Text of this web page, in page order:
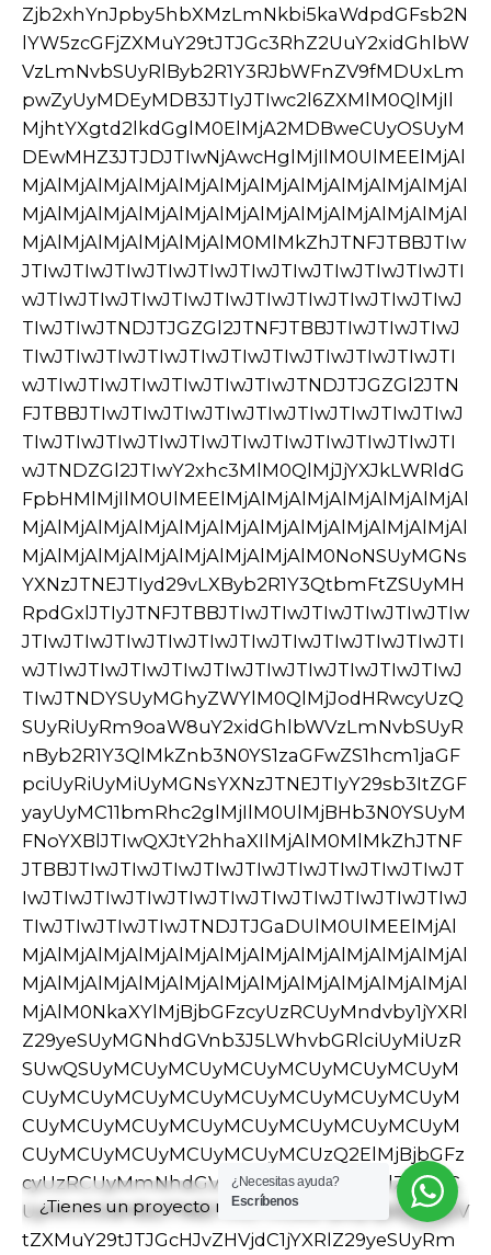
yY29sb3ItZGFyayUyMC11bmRhc2glMjIlM0UlMjBHb3N0YSUyMFNoYXBlJTIwQXJtY2hhaXIlMjAlM0MlMkZhJTNFJTBBJTIwJTIwJTIwJTIwJTIwJTIwJTIwJTIwJTIwJTIwJTIwJTIwJTIwJTIwJTIwJTIwJTIwJTIwJTIwJTIwJTIwJTIwJTIwJTIwJTNDJTJGaDUlM0UlMEElMjAlMjAlMjAlMjAlMjAlMjAlMjAlMjAlMjAlMjAlMjAlMjAlMjAlMjAlMjAlMjAlMjAlMjAlMjAlMjAlMjAlMjAlMjAlMjAlM0NkaXYlMjBjbGFzcyUzRCUyMndvby1jYXRlZ29yeSUyMGNhdGVnb3J5LWhvbGRlciUyMiUzRSUwQSUyMCUyMCUyMCUyMCUyMCUyMCUyMCUyMCUyMCUyMCUyMCUyMCUyMCUyMCUyMCUyMCUyMCUyMCUyMCUyMCUyMCUyMCUyMCUyMCUyMCUyMCUyMCUyMCUzQ2ElMjBjbGFzcyUzRCUyMmNhdGVnb3J5JTIyJTIwaHJlZiUzRCUyMmh0dHBzJTNBJTJGJTJGb2hpby5jbGJ0aGVtZXMuY29tJTJGcHJvZHVjdC1jYXRlZ29yeSUyRmNoYWlycyUyRiUyMiUyMHJlbCUzRCUyMnRhZyUyMiUzRUNoYWlycyUzQyUyRmElM0UlMEElMjAlMjAlMjAlMjAlMjAlMjAlMjAlMjAlMjAlMjAlMjAlMjAlMjAlMjAlMjAlMjAlMjAlMjAlMjAlMjAlMjAlMjAlMjAlMjAlMjAlMjAlMjAlMjAlM0NhJTIwY2xhc3MlM0QlMjJjYXRlZ29yeSUyMiUyMGhyZWYlM0QlMjJodHRwcyUzQSUyRiUyRm9oaW8uY2xidGhlbWVzLmNvbSUyRnByb2R1Y3QtY2F0ZWdvcnklMkZldmVyeWRheS1lc3NlbnRpYWxzJTJGJTIyJTIwcmVsJTNEJTIydGFnJTIyJTNFRXZlcnlkYXklMjBlc3NlbnRpYWxzJTNDJTJGYSUzRSUwQSUyMCUyMCUyMCUyMCUyMCUyMCUyMCUyMCUyMCUyMCUyMCUyMCUyMCUyMCUyMCUyMCUyMCUyMCUyMCUyMCUyMCUyMCUyMCUyMCUzQyUyRmRpdiUzRSUwQSUyMCUyMCUyMCUyMCUyMCUyMCUyMCUyMCUyMCUyMCUyMCUyMCUyMCUyMCUyMCUyMCUyMCUyMCUyMCUyMCUyMCUyMCUyMCUyMCUzQ2RpdiUyMGNsYXNzJTNEJTIyd29vLXByaWNlJTIyJTNFJTBBJTIwJTIwJTIwJTIwJTIwJTIwJTIwJTIwJTIwJTIwJTIwJTIwJTIwJTIwJTIwJTIwJTIwJTIwJTIwJTIwJTIwJTIwJTIwJTIwJTIwJTIwJTIwJTIwJTNDZGl2JTIwY2xhc3MlM0QlMjJzdGFyLXJhdGluZyUyMiUyMHJvbGUlM0QlMjJpbWclMjIlMjBhcmlhLWxhYmVsJTNEJTIyUmF0ZWQlMjA1LjAwJTIwb3V0JTIwb2YlMjA1JTIyJTNFJTBBJTIwJTIwJTIwJTIwJTIwJTIwJTIwJTIwJTIwJTIwJTIwJTIwJTIwJTIwJTIwJTIwJTIwJTIwJTIwJTIwJTIwJTIwJTIwJTIwJTIwJTIwJTIwJTIwJTIwJTIwJTIwJTIwJTNDc3BhbiUyMHN0eWxlJTNEJTIyd2lkdGglM0ExMDAlMjUlMjIlM0VSYXRlZCUyMCUzQ3N0cm9uZyUyMGNsYXNzJTNEJTIycmF0aW5nJTIyJTNFNS4wMCUzQyUyRnN0cm9uZyUzRSUyMG91dCUyMG9mJTIwNSUyMCUzQyUyRnNwYW4lM0UlMEElMjAlMjAlMjAlMjAlMjAlMjAlMjAlMjAlMjAlMjAlMjAlMjAlMjAlMjAlMjAlMjAlMjAlMjAlMjAlMjAlMjAlMjAlMjAlMjAlMjAlMjAlMjAlMjAlM0MlMkZkaXYlM0UlMEElMjAlMjAlMjAlMjAlMjAlMjAlMjAlMjAlMjAlMjAlMjAlMjAlMjAlMjAlMjAlMjAlMjAlMjAlMjAlMjAlMjAlMjAlMjAlMjAlMjAlMjAlMjAlMjAlM0NzcGFuJTIwY2xhc3MlM0QlMjJwcmljZSUyMiUzRSUwQSUyMCUyMCUyMCUyMCUyMCUyMCUyMCUyMCUyMCUyMCUyMCUyMCUyMCUyMCUyMCUyMCUyMCUyMCUyMCUyMCUyMCUyMCUyMCUyMCUyMCUyMCUyMCUyMCUyMCUyMCUyMCUyMCUzQ3NwYW4lMjBjbGFzcyUzRCUyMndvb2NvbW1lcmNlLVByaWNlLWFtb3VudCUyMGFtb3VudCUyMiUzRSUwQSUyMCUyMCUyMCUyMCUyMCUyMCUyMCUyMCUyMCUyMCUyMCUyMCUyMCUyMCUyMCUyMCUyMCUyMCUyMCUyMCUyMCUyMCUyMCUyMCUyMCUyMCUyMCUyMCUyMCUyMCUyMCUyMCUyMCUyMCUyMCUyMCUzQ2JkaSUzRSUwQSUyMCUyMCUyMCUyMCUyMCUyMCUyMCUyMCUyMCUyMCUyMCUyMCUyMCUyMCUyMCUyMCUyMCUyMCUyMCUyMCUyMCUyMCUyMCUyMCUyMCUyMCUyMCUyMCUyMCUyMCUyMCUyMCUyMCUyMCUyMCUyMCUyMCUyMCUyMCUyMCUzQ3NwYW4lMjBjbGFzcyUzRCUyMndvb2NvbW1lcmNlLVByaWNlLWN1cnJlbmN5U3ltYm9sJTIyJTNFJTI0JTNDJTJGc3BhbiUzRTQ5LjAwJTIwJTNDJTJGYmRpJTNFJTBBJTIwJTIwJTIwJTIwJTIwJTIwJTIwJTIwJTIwJTIwJTIwJTIwJTIwJTIwJTIwJTIwJTIwJTIwJTIwJTIwJTIwJTIwJTIwJTIwJTIwJTIwJTIwJTIwJTIwJTIwJTIwJTIwJTNDJTJGc3BhbiUzRSUyMCVFMiU4MCU5MyUyMCUzQ3NwYW4lMjBjbGFzcyUzRCUyMndvb2NvbW1lcmNlLVByaWNlLWFtb3VudCUyMGFtb3VudCUyMiUzRSUwQSUyMCUyMCUyMCUyMCUyMCUyMCUyMCUyMCUyMCUyMCUyMCUyMCUyMCUyMCUyMCUyMCUyMCUyMCUyMCUyMCUyMCUyMCUyMCUyMCUyMCUyMCUyMCUyMCUyMCUyMCUyMCUyMCUyMCUyMCUyMCUyMCUzQ2JkaSUzRSUwQSUyMCUyMCUyMCUyMCUyMCUyMCUyMCUyMCUyMCUyMCUyMCUyMCUyMCUyMCUyMCUyMCUyMCUyMCUyMCUyMCUyMCUyMCUyMCUyMCUyMCUyMCUyMCUyMCUyMCUyMCUyMCUyMCUyMCUyMCUyMCUyMCUyMCUyMCUyMCUyMCUzQ3NwYW4lMjBjbGFzcyUzRCUyMndvb2NvbW1lcmNlLVByaWNlLWN1cnJlbmN5U3ltYm9sJTIyJTNFJTI0JTNDJTJGc3BhbiUzRTU2LjAwJTIwJTNDJTJGYmRpJTNFJTBBJTIwJTIwJTIwJTIwJTIwJTIwJTIwJTIwJTIwJTIwJTIwJTIwJTIwJTIwJTIwJTIwJTIwJTIwJTIwJTIwJTIwJTIwJTIwJTIwJTIwJTIwJTIwJTIwJTIwJTIwJTIwJTIwJTNDJTJGc3BhbiUzRSUwQSUyMCUyMCUyMCUyMCUyMCUyMCUyMCUyMCUyMCUyMCUyMCUyMCUyMCUyMCUyMCUyMCUyMCUyMCUyMCUyMCUyMCUyMCUyMCUyMCUyMCUyMCUyMCUyMCUzQyUyRnNwYW4lM0UlMEElMjAlMjAlMjAlMjAlMjAlMjAlMjAlMjAlMjAlMjAlMjAlMjAlMjAlMjAlMjAlMjAlMjAlMjAlMjAlMjAlMjAlMjAlMjAlMjAlM0MlMkZkaXYlM0UlMEElMjAlMjAlMjAlMjAlMjAlMjAlMjAlMjAlMjAlMjAlMjAlMjAlMjAlMjAlMjAlMjAlMjAlMjAlMjAlMjAlMjAlMjAlMjAlMjAlM0NkaXYlMjBjbGFzcyUzRCUyMmJ1dHRvbi1ncm91cCUyMiUzRSUwQSUyMCUyMCUyMCUyMCUyMCUyMCUyMCUyMCUyMCUyMCUyMCUyMCUyMCUyMCUyMCUyMCUyMCUyMCUyMCUyMCUyMCUyMCUyMCUyMCUyMCUyMCUyMCUyMCUzQ2ElMjBocmVmJTNEJTIyaHR0cHMlM0ElMkYlMkZvaGlvLmNsYnRoZW1lcy5jb20lMkZwcm9kdWN0JTJGZ29zdGEtc2hhcGUtYXJtY2hhaXIlMkYlMjIlMjByZWwlM0QlMjJub2ZvbGxvdyUyMiUyMGRhdGEtcHJvZHVjdF9pZCUzRCUyMjIwNDc2JTIyJTIwZGF0YS1wcm9kdWN0X3NrdSUzRCUyMjI5MDQ1LVNCLTklMjIlMjBjbGFzcyUzRCUyMmFkZF90b19jYXJ0X2J1dHRvbiUyMHByb2R1Y3RfdHlwZV92YXJpYWJsZSUyMHNpbmdsZV9hZGRfdG9fY2FydF9idXR0b24lMjBidXR0b24lMjAtdGV4dCUyMiUyMGRhdGEtYnV0dG9uLWxvYWRpbmclM0QlMjJ0cnVlJTIyJTNFU2VsZWN0JTIwb3B0aW9ucyUzQyUyRmElM0UlMEElMjAlMjAlMjAlMjAlMjAlMjAlMjAlMjAlMjAlMjAlMjAlMjAlMjAlMjAlMjAlMjAlMjAlMjAlMjAlMjAlMjAlMjAlMjAlMjAlMjAlMjAlMjAlMjAlM0NpbnB1dCUyMHR5cGUlM0QlMjJoaWRkZW4lMjIlMjBuYW1lJTNEJTIyYWRkLXRvLWNhcnQlMjIlMjB2YWx1ZSUzRCUyMjIwNDc2JTIyJTNFJTBBJTIwJTIwJTIwJTIwJTIwJTIwJTIwJTIwJTIwJTIwJTIwJTIwJTIwJTIwJTIwJTIwJTIwJTIwJTIwJTIwJTIwJTIwJTIwJTIwJTIwJTIwJTIwJTIwJTNDaW5wdXQlMjB0eXBlJTNEJTIyaGlkZGVuJTIyJTIwbmFtZSUzRCUyMnByb2R1Y3RfaWQlMjIlMjB2YWx1ZSUzRCUyMjIwNDc2JTIyJTNFJTBBJTIwJTIwJTIwJTIwJTIwJTIwJTIwJTIwJTIwJTIwJTIwJTIwJTIwJTIwJTIwJTIwJTIwJTIwJTIwJTIwJTIwJTIwJTIwJTIwJTIwJTIwJTIwJTIwJTNDaW5wdXQlMjB0eXBlJTNEJTIyaGlkZGVuJTIyJTIwbmFtZSUzRCUyMnZhcmlhdGlvbl9pZCUyMiUyMGNsYXNzJTNEJTIydmFyaWF0aW9uX2lkJTIyJTIwdmFsdWUlM0QlMjIwJTIyJTNFJTBBJTIwJTIwJTIwJTIwJTIwJTIwJTIwJTIwJTIwJTIwJTIwJTIwJTIwJTIwJTIwJTIwJTIwJTIwJTIwJTIwJTIwJTIwJTIwJTIwJTNDJTJGZGl2JTNFJTBBJTIwJTIwJTIwJTIwJTIwJTIwJTIwJTIwJTIwJTIwJTIwJTIwJTIwJTIwJTIwJTIwJTIwJTIwJTIwJTIwJTNDJTJGZGl2JTNFJTBBJTIwJTIwJTIwJTIwJTIwJTIwJTIwJTIwJTIwJTIwJTIwJTIwJTIwJTIwJTIwJTIwJTNDJTJGZGl2JTNFJTBBJTIwJTIwJTIwJTIwJTIwJTIwJTIwJTIwJTIwJTIwJTIwJTIwJTNDJTJGbGklM0UlMEElMjAlMjAlMjAlMjAlMjAlMjAlMjAlMjAlMjAlMjAlMjAlMjAlM0NsaSUyMGNsYXNzJTNEJTIycHJvZHVjdCUyMHR5cGUtcHJvZHVjdCUyMHBvc3QtMjA0NzUlMjBzdGF0dXMtcHVibGlzaCUyMGxhc3QlMjBpbnN0b2NrJTIwcHJvZHVjdF9jYXQtY2hhaXJzJTIwcHJvZHVjdF9jYXQtZXZlcnlkYXktZXNzZW50aWFscyUyMHByb2R1Y3RfdGFnLWNyZWF0aXZlJTIwcHJvZHVjdF90YWctc2hvcCUyMHByb2R1Y3RfdGFnLXdvcmRwcmVzcyUyMGhhcy1wb3N0LXRodW1ibmFpbCUyMHNoaXBwaW5nLXRheGFibGUlMjBwdXJjaGFzYWJsZSUyMHByb2R1Y3QtdHlwZS1zaW1wbGUlMjBtYXNvbnJ5LWJyaWNrJTIyJTIwZGF0YS1wcm9kdWN0LWl0ZW0lM0QlMjJ0cnVlJTIyJTIwZGF0YS1sYXp5LWl0ZW0lM0QlMjIlMjIlMjBkYXRhLWxhenktc2NvcGUlM0QlMjJwcm9kdWN0cyUyMiUyMHN0eWxlJTNEJTIycG9zaXRpb24lM0ElMjBhYnNvbHV0ZSUzQiUyMGxlZnQlM0ElMjAzMy4zMzI5JTI1JTNCJTIwdG9wJTNBJTIwMHB4JTNCJTIyJTNFJTBBJTIwJTIwJTIwJTIwJTIwJTIwJTIwJTIwJTIwJTIwJTIwJTIwJTIwJTIwJTIwJTIwJTNDZGl2JTIwY2xhc3MlM0QlMjJwcm9kdWN0LWl0ZW0lMjBwcm9kdWN0LWl0ZW0tZ3JpZCUyMGNhcmQlMjAtdHlwZTIlMjAtY29udGFpbmVkJTIwLWltZy1zY2FsZSUyMC1sZWZ0JTIyJTNFJTBBJTIwJTIwJTIwJTIwJTIwJTIwJTIwJTIwJTIwJTIwJTIwJTIwJTIwJTIwJTIwJTIwJTIwJTIwJTIwJTIwJTNDZGl2JTIwY2xhc3MlM0QlMjJwcm9kdWN0LWl0ZW0tdGh1bWJuYWlsJTIyJTNFJTBBJTIwJTIwJTIwJTIwJTIwJTIwJTIwJTIwJTIwJTIwJTIwJTIwJTIwJTIwJTIwJTIwJTIwJTIwJTIwJTIwJTIwJTIwJTIwJTIwJTNDYnV0dG9uJTIwY2xhc3MlM0QlMjJpY29uLWJ1dHRvbiUyMGJ1dHRvbi1xdWlja3ZpZXclMjAtZmFkZS1kb3duJTIwLXRvcCUyMC1yZXNldC1jb2xvciUyMiUyMGRhdGEtcHJvZHVjdC1pZCUzRCUyMjIwNDc1JTIyJTNFJTBBJTIwJTIwJTIwJTIwJTIwJTIwJTIwJTIwJTIwJTIwJTIwJTIwJTIwJTIwJTIwJTIwJTIwJTIwJTIwJTIwJTIwJTIwJTIwJTIwJTIwJTIwJTIwJTIwJTNDaSUyMGNsYXNzJTNEJTIyaWNvbiUyMiUzRSUwQSUyMCUyMCUyMCUyMCUyMCUyMCUyMCUyMCUyMCUyMCUyMCUyMCUyMCUyMCUyMCUyMCUyMCUyMCUyMCUyMCUyMCUyMCUyMCUyMCUyMCUyMCUyMCUyMCUyMCUyMCUyMCUyMCUzQ3N2ZyUyMGNsYXNzJTNEJTIyZGVmYXVsdCUyMiUyMHdpZHRoJTNEJTIyMTglMjIlMjBoZWlnaHQlM0QlMjIxOCUyMiUyMHZpZXdCb3glM0QlMjIwJTIwMCUyMDE4JTIwMTglMjIlMjBmaWxsJTNEJTIybm9uZSUyMiUyMHhtbG5zJTNEJTIyaHR0cCUzQSUyRiUyRnd3dy53My5vcmclMkYyMDAwJTJGc3ZnJTIyJTNFJTBBJTIwJTIwJTIwJTIwJTIwJTIwJTIwJTIwJTIwJTIwJTIwJTIwJTIwJTIwJTIwJTIwJTIwJTIwJTIwJTIwJTIwJTIwJTIwJTIwJTIwJTIwJTIwJTIwJTIwJTIwJTIwJTIwJTIwJTIwJTIwJTIwJTNDcGF0aCUyMGQlM0QlMjJNMCUyMDJWNkgyVjJINlYwSDJDMC45JTIwMCUyMDAlMjAwLjklMjAwJTIwMlpNMiUyMDEySDBWMTZDMCUyMDE3LjElMjAwLjklMjAxOCUyMDIlMjAxOEg2VjE2SDJWMTJaTTE2JTIwMTZIMTJWMThIMTZDMTcuMSUyMDE4JTIwMTglMjAxNy4xJTIwMTglMjAxNlYxMkgxNlYxNlpNMTYlMjAwSDEyVjJIMTZWNkgxOFYyQzE4JTIwMC45JTIwMTcuMSUyMDAlMjAxNiUyMDBaJTIyJTNFJTNDJTJGcGF0aCUzRSUwQSUyMCUyMCUyMCUyMCUyMCUyMCUyMCUyMCUyMCUyMCUyMCUyMCUyMCUyMCUyMCUyMCUyMCUyMCUyMCUyMCUyMCUyMCUyMCUyMCUyMCUyMCUyMCUyMCUyMCUyMCUyMCUyMCUzQyUyRnN2ZyUzRSUwQSUyMCUyMCUyMCUyMCUyMCUyMCUyMCUyMCUyMCUyMCUyMCUyMCUyMCUyMCUyMCUyMCUyMCUyMCUyMCUyMCUyMCUyMCUyMCUyMCUyMCUyMCUyMCUyMCUzQyUyRmklM0UlMEElMjAlMjAlMjAlMjAlMjAlMjAlMjAlMjAlMjAlMjAlMjAlMjAlMjAlMjAlMjAlMjAlMjAlMjAlMjAlMjAlMjAlMjAlMjAlMjAlM0MlMkZidXR0b24lM0UlMEElMjAlMjAlMjAlMjAlMjAlMjAlMjAlMjAlMjAlMjAlMjAlMjAlMjAlMjAlMjAlMjAlMjAlMjAlMjAlMjAlMjAlMjAlMjAlMjAlM0NkaXYlMjBjbGFzcyUzRCUyMmJ1dHRvbi1mYXZvcml0ZXMlMjAtZmFkZS1kb3duJTIyJTNFJTBBJTIwJTIwJTIwJTIwJTIwJTIwJTIwJTIwJTIwJTIwJTIwJTIwJTIwJTIwJTIwJTIwJTIwJTIwJTIwJTIwJTIwJTIwJTIwJTIwJTIwJTIwJTIwJTIwJTNDZGl2JTIwY2xhc3MlM0QlMjJ5aXRoLXdjd2wtYWRkLXRvLXdpc2hsaXN0JTIwYWRkLXRvLXdpc2hsaXN0LTIwNDc1JTIwd2lzaGxpc3QtZnJhZ21lbnQlMjBvbi1maXJzdC1sb2FkJTIyJTIwZGF0YS1mcmFnbWVudC1yZWYlM0QlMjIyMDQ3NSUyMiUyMGRhdGEtZnJhZ21lbnQtb3B0aW9ucyUzRCUyMiUyMiUzRSUzQyUyRmRpdiUzRSUwQSUyMCUyMCUyMCUyMCUyMCUyMCUyMCUyMCUyMCUyMCUyMCUyMCUyMCUyMCUyMCUyMCUyMCUyMCUyMCUyMCUyMCUyMCUyMCUyMCUyMCUyMCUyMCUyMCUzQ2ElMjBocmVmJTNEJTIyJTJGJTNGYWRkX3RvX3dpc2hsaXN0JTNEMjA0NzUlMjIlMjBkYXRhLXByb2R1Y3QtaWQlM0QlMjIyMDQ3NSUyMiUyMGFyaWEtbGFiZWwlM0QlMjJmYXZvcml0ZXMlMjIlMjBjbGFzcyUzRCUyMmljb24tYnV0dG9uJTIwYWRkX3RvX3dpc2hsaXN0JTIwc2luZ2xlX2FkZF90b193aXNobGlzdCUyMGJ0bi13aXNobGlzdCUyMiUzRSUwQSUyMCUyMCUyMCUyMCUyMCUyMCUyMCUyMCUyMCUyMCUyMCUyMCUyMCUyMCUyMCUyMCUyMCUyMCUyMCUyMCUyMCUyMCUyMCUyMCUyMCUyMCUyMCUyMCUyMCUyMCUyMCUyMCUzQ2klMjBjbGFzcyUzRCUyMmljb24lMjIlM0UlMEElMjAlMjAlMjAlMjAlMjAlMjAlMjAlMjAlMjAlMjAlMjAlMjAlMjAlMjAlMjAlMjAlMjAlMjAlMjAlMjAlMjAlMjAlMjAlMjAlMjAlMjAlMjAlMjAlMjAlMjAlMjAlMjAlMjAlMjAlMjAlMjAlM0NzdmclMjBjbGFzcyUzRCUyMmRlZmF1bHQlMjIlMjB3aWR0aCUzRCUyMjIwJTIyJTIwaGVpZ2h0JTNEJTIyMTglMjIlMjB2aWV3Qm94JTNEJTIyMCUyMDAlMjAyMCUyMDE4JTIyJTIwZmlsbCUzRCUyMm5vbmUlMjIlMjB4bWxucyUzRCUyMmh0dHAlM0ElMkYlMkZ3d3cudzMub3JnJTJGMjAwMCUyRnN2ZyUyMiUzRSUwQSUyMCUyMCUyMCUyMCUyMCUyMCUyMCUyMCUyMCUyMCUyMCUyMCUyMCUyMCUyMCUyMCU
¿Tienes un proyecto nuevo?Escríbenos
¿Necesitas ayuda?
Escríbenos